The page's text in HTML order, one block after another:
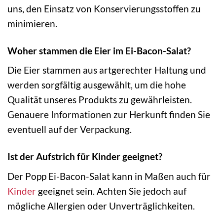
uns, den Einsatz von Konservierungsstoffen zu
minimieren.
Woher stammen die Eier im Ei-Bacon-Salat?
Die Eier stammen aus artgerechter Haltung und
werden sorgfältig ausgewählt, um die hohe
Qualität unseres Produkts zu gewährleisten.
Genauere Informationen zur Herkunft finden Sie
eventuell auf der Verpackung.
Ist der Aufstrich für Kinder geeignet?
Der Popp Ei-Bacon-Salat kann in Maßen auch für
Kinder geeignet sein. Achten Sie jedoch auf
mögliche Allergien oder Unverträglichkeiten.